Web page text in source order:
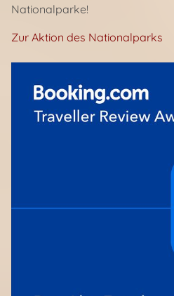
Nationalparke!
Zur Aktion des Nationalparks